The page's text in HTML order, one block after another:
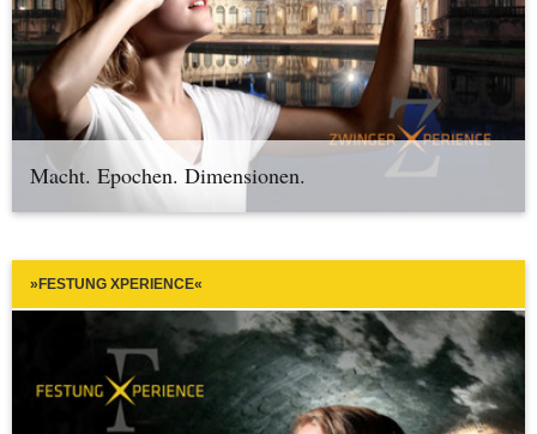
Macht. Epochen. Dimensionen.
»FESTUNG XPERIENCE«